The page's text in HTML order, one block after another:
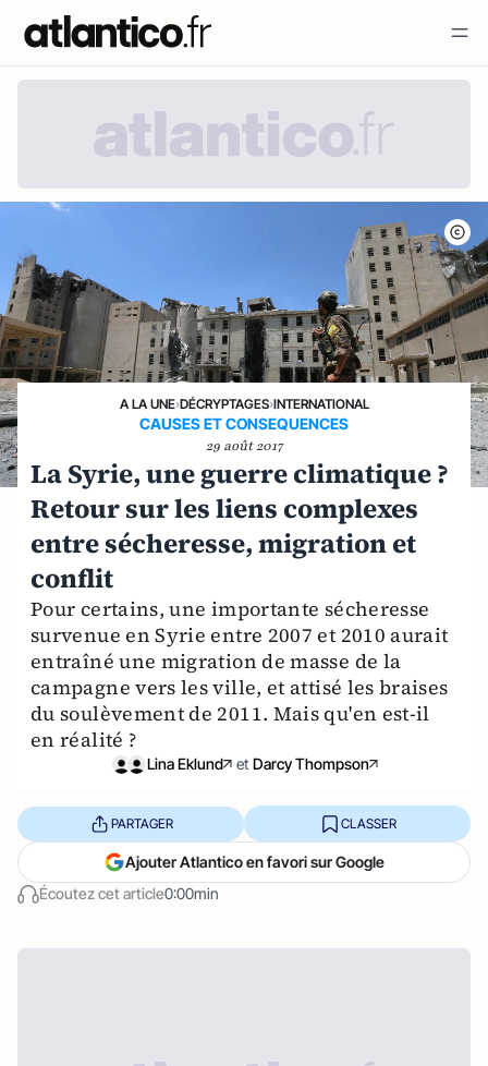
A LA UNE›DÉCRYPTAGES›INTERNATIONAL
CAUSES ET CONSEQUENCES
29 août 2017
La Syrie, une guerre climatique ?
Retour sur les liens complexes
entre sécheresse, migration et
conflit
Pour certains, une importante sécheresse
survenue en Syrie entre 2007 et 2010 aurait
entraîné une migration de masse de la
campagne vers les ville, et attisé les braises
du soulèvement de 2011. Mais qu'en est-il
en réalité ?
Lina Eklund et Darcy Thompson
Écoutez cet article0:00min
PARTAGER CLASSER
Ajouter Atlantico en favori sur Google